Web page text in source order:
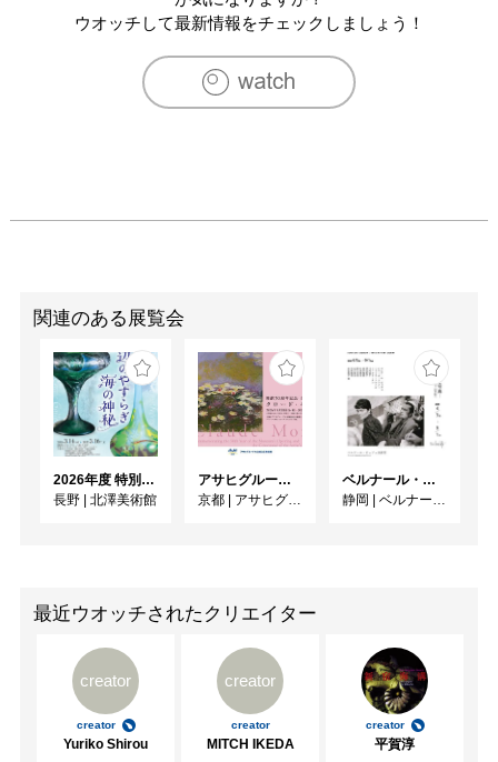
ウオッチして最新情報をチェックしましょう！
関連のある展覧会
2026年度 特別展「ガレとドーム、アール･ヌーヴォーのガラス 水辺のやすらぎ、海の神秘」
長野 | 北澤美術館
アサヒグループ大山崎山荘美術館 開館30周年記念展「没後100年 クロード・モネ」
京都 | アサヒグループ大山崎山荘美術館
ベルナール・ビュフェと写真 ーカメラがとらえたビュフェとその時代、そして21 世紀へ
静岡 | ベルナール・ビュフェ美術館
最近ウオッチされたクリエイター
creator
creator
Yuriko Shirou
creator
creator
MITCH IKEDA
creator
平賀淳